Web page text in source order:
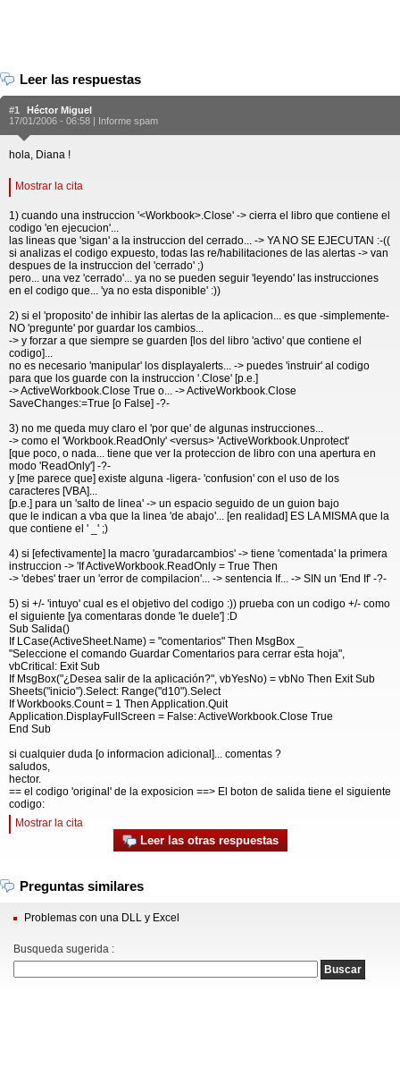
Leer las respuestas
#1
Héctor Miguel
17/01/2006 - 06:58 | Informe spam
hola, Diana !
Mostrar la cita
1) cuando una instruccion '<Workbook>.Close' -> cierra el libro que contiene el
codigo 'en ejecucion'...
las lineas que 'sigan' a la instruccion del cerrado... -> YA NO SE EJECUTAN :-((
si analizas el codigo expuesto, todas las re/habilitaciones de las alertas -> van
despues de la instruccion del 'cerrado' ;)
pero... una vez 'cerrado'... ya no se pueden seguir 'leyendo' las instrucciones
en el codigo que... 'ya no esta disponible' :))
2) si el 'proposito' de inhibir las alertas de la aplicacion... es que -simplemente-
NO 'pregunte' por guardar los cambios...
-> y forzar a que siempre se guarden [los del libro 'activo' que contiene el
codigo]...
no es necesario 'manipular' los displayalerts... -> puedes 'instruir' al codigo
para que los guarde con la instruccion '.Close' [p.e.]
-> ActiveWorkbook.Close True o... -> ActiveWorkbook.Close
SaveChanges:=True [o False] -?-
3) no me queda muy claro el 'por que' de algunas instrucciones...
-> como el 'Workbook.ReadOnly' <versus> 'ActiveWorkbook.Unprotect'
[que poco, o nada... tiene que ver la proteccion de libro con una apertura en
modo 'ReadOnly'] -?-
y [me parece que] existe alguna -ligera- 'confusion' con el uso de los
caracteres [VBA]...
[p.e.] para un 'salto de linea' -> un espacio seguido de un guion bajo
que le indican a vba que la linea 'de abajo'... [en realidad] ES LA MISMA que la
que contiene el ' _' ;)
4) si [efectivamente] la macro 'guradarcambios' -> tiene 'comentada' la primera
instruccion -> 'If ActiveWorkbook.ReadOnly = True Then
-> 'debes' traer un 'error de compilacion'... -> sentencia If... -> SIN un 'End If' -?-
5) si +/- 'intuyo' cual es el objetivo del codigo :)) prueba con un codigo +/- como
el siguiente [ya comentaras donde 'le duele'] :D
Sub Salida()
If LCase(ActiveSheet.Name) = "comentarios" Then MsgBox _
"Seleccione el comando Guardar Comentarios para cerrar esta hoja",
vbCritical: Exit Sub
If MsgBox("¿Desea salir de la aplicación?", vbYesNo) = vbNo Then Exit Sub
Sheets("inicio").Select: Range("d10").Select
If Workbooks.Count = 1 Then Application.Quit
Application.DisplayFullScreen = False: ActiveWorkbook.Close True
End Sub
si cualquier duda [o informacion adicional]... comentas ?
saludos,
hector.
== el codigo 'original' de la exposicion ==> El boton de salida tiene el siguiente
codigo:
Mostrar la cita
Leer las otras respuestas
Preguntas similares
Problemas con una DLL y Excel
Busqueda sugerida :